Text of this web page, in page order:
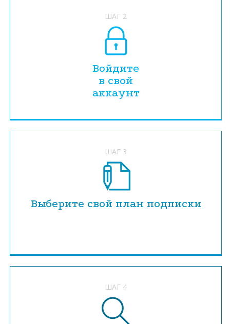
ШАГ 2
Войдите
в свой
аккаунт
ШАГ 3
Выберите свой план подписки
ШАГ 4